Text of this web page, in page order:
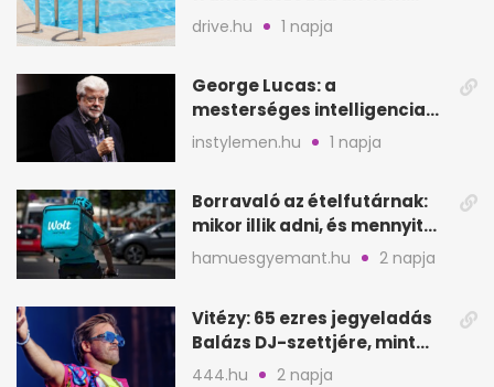
fogadják el
drive.hu 1 napja
George Lucas: a
mesterséges intelligencia
lehet Hollywood következő
lépése
instylemen.hu 1 napja
Borravaló az ételfutárnak:
mikor illik adni, és mennyit
rendeléskor?
hamuesgyemant.hu 2 napja
Vitézy: 65 ezres jegyeladás
Balázs DJ-szettjére, mint
metró nélküli Puskás-meccs
444.hu 2 napja